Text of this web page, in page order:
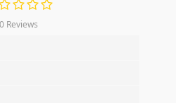
0 Reviews